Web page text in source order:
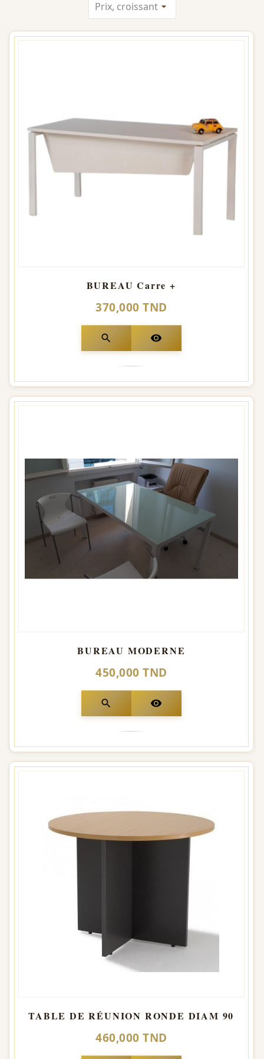
Prix, croissantarrow_drop_down
BUREAU Carre +
370,000 TND
search visibility
BUREAU MODERNE
450,000 TND
search visibility
TABLE DE RÉUNION RONDE DIAM 90
460,000 TND